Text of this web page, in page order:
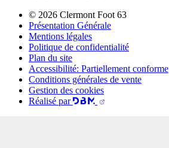
© 2026 Clermont Foot 63
Présentation Générale
Mentions légales
Politique de confidentialité
Plan du site
Accessibilité: Partiellement conforme
Conditions générales de vente
Gestion des cookies
Réalisé par